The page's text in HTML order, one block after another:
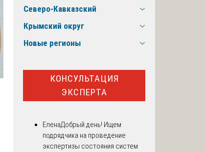
Северо-Кавказский
Крымский округ
Новые регионы
КОНСУЛЬТАЦИЯ
ЭКСПЕРТА
ЕленаДобрый день! Ищем
подрядчика на проведение
экспертизы состояния систем